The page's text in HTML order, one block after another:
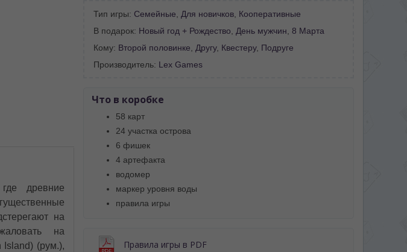
древние
на
на
Island) (рум.),
Тип игры: Семейные Для новичков, Кооперативные
В подарок: Новый год + Рождество День мужчин 8 Марта
Кому: Второй половинке Другу, Квестеру, Подруге
Производитель: Lex Games
Что в коробке
58 карт
24 участка острова
6 фишек
4 артефакта
водомер
маркер уровня воды
правила игры
Правила игры в PDF